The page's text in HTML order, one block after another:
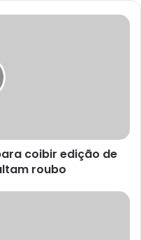
coibir edição de
roubo